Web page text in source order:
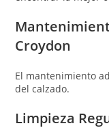
Croydon
El mantenimiento
del calzado.
Limpieza